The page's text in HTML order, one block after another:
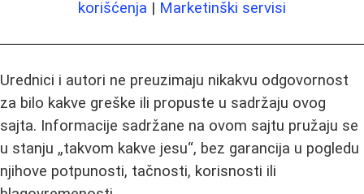
korišćenja | Marketinški servisi
Urednici i autori ne preuzimaju nikakvu odgovornost
za bilo kakve greške ili propuste u sadržaju ovog
sajta. Informacije sadržane na ovom sajtu pružaju se
u stanju „takvom kakve jesu“, bez garancija u pogledu
njihove potpunosti, tačnosti, korisnosti ili